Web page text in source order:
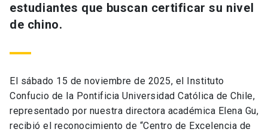
estudiantes que buscan certificar su nivel
de chino.
El sábado 15 de noviembre de 2025, el Instituto
Confucio de la Pontificia Universidad Católica de Chile,
representado por nuestra directora académica Elena Gu,
recibió el reconocimiento de “Centro de Excelencia de